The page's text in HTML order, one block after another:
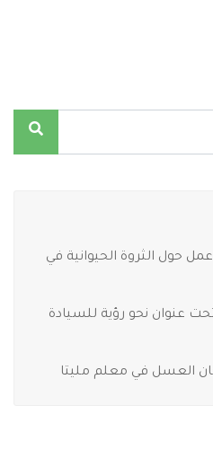
حول الثروة الحيوانية في
عنوان نحو رؤية للسيادة
العسل في معلم مليتا